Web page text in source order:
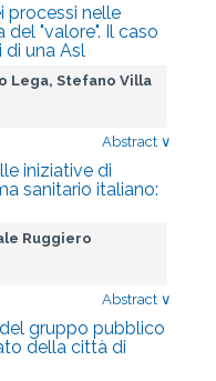
processi nelle
"valore". Il caso
di una Asl
Lega, Stefano Villa
Abstract ∨
iniziative di
sanitario italiano:
Ruggiero
Abstract ∨
gruppo pubblico
della città di